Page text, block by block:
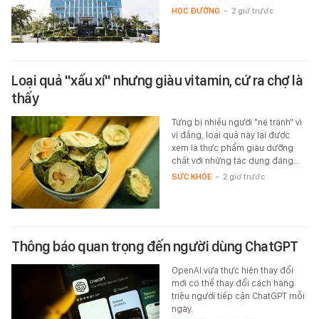
HỌC ĐƯỜNG - 2 giờ trước
Loại quả "xấu xí" nhưng giàu vitamin, cứ ra chợ là
thấy
Từng bị nhiều người "né tránh" vì
vị đắng, loại quả này lại được
xem là thực phẩm giàu dưỡng
chất với những tác dụng đáng…
SỨC KHỎE - 2 giờ trước
Thông báo quan trọng đến người dùng ChatGPT
OpenAI vừa thực hiện thay đổi
mới có thể thay đổi cách hàng
triệu người tiếp cận ChatGPT mỗi
ngày.